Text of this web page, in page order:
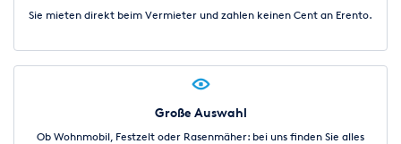
Sie mieten direkt beim Vermieter und zahlen keinen Cent an Erento.
Große Auswahl
Ob Wohnmobil, Festzelt oder Rasenmäher: bei uns finden Sie alles